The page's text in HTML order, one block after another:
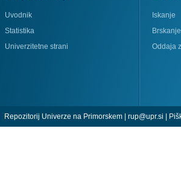
Uvodnik
Statistika
Univerzitetne strani
Iskanje
Brskanje
Oddaja
Repozitorij Univerze na Primorskem | rup@upr.si |